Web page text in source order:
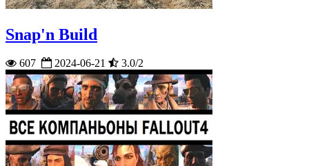
Snap'n Build
607 2024-06-21 3.0/2